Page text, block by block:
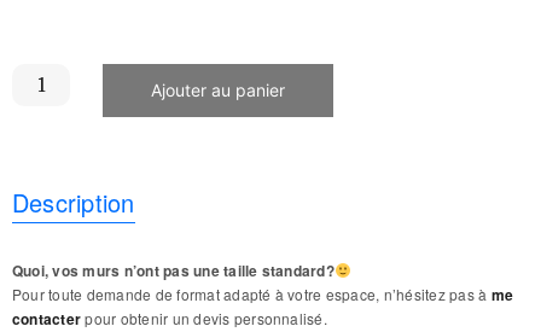
Ajouter au panier
Description
Quoi, vos murs n’ont pas une taille standard?
Pour toute demande de format adapté à votre espace, n’hésitez pas à me
contacter pour obtenir un devis personnalisé.